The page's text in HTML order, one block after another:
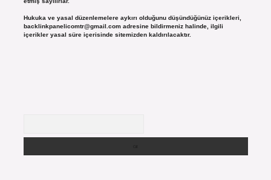
Hukuka ve yasal düzenlemelere aykırı olduğunu düşündüğünüz içerikleri,
backlinkpanelicomtr@gmail.comadresine bildirmeniz halinde, ilgili
içerikler yasal süre içerisinde sitemizden kaldırılacaktır.